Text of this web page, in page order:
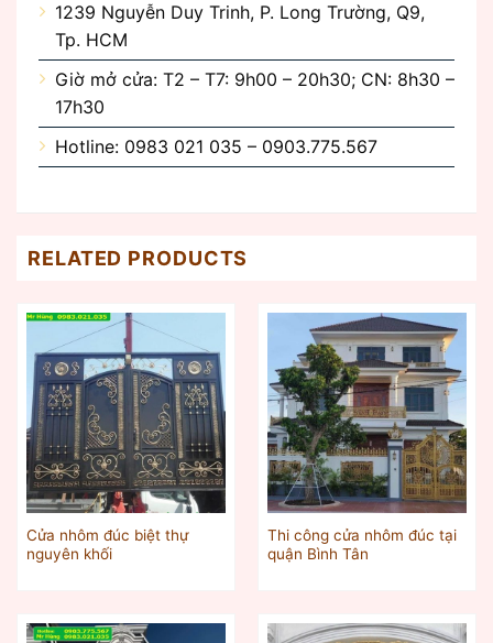
1239 Nguyễn Duy Trinh, P. Long Trường, Q9,
Tp. HCM
Giờ mở cửa: T2 – T7: 9h00 – 20h30; CN: 8h30 –
17h30
Hotline: 0983 021 035 – 0903.775.567
RELATED PRODUCTS
Cửa nhôm đúc biệt thự
nguyên khối
Thi công cửa nhôm đúc tại
quận Bình Tân